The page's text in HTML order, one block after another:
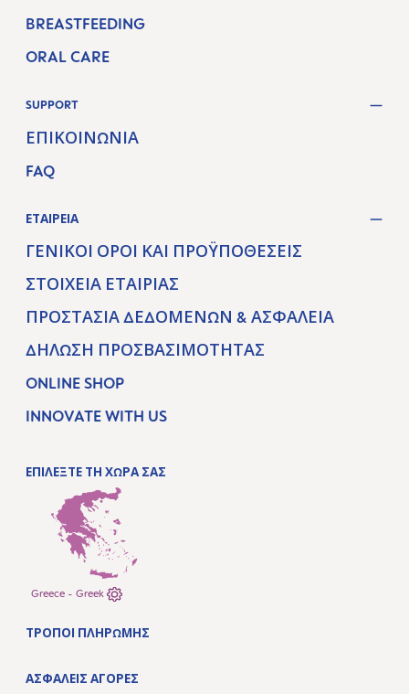
BREASTFEEDING
ORAL CARE
SUPPORT
ΕΠΙΚΟΙΝΩΝΊΑ
FAQ
ΕΤΑΙΡΕΊΑ
ΓΕΝΙΚΟΊ ΌΡΟΙ ΚΑΙ ΠΡΟΫΠΟΘΈΣΕΙΣ
ΣΤΟΙΧΕΊΑ ΕΤΑΙΡΊΑΣ
ΠΡΟΣΤΑΣΊΑ ΔΕΔΟΜΈΝΩΝ & ΑΣΦΆΛΕΙΑ
ΔΉΛΩΣΗ ΠΡΟΣΒΑΣΙΜΌΤΗΤΑΣ
ONLINE SHOP
INNOVATE WITH US
ΕΠΙΛΕΞΤΕ ΤΗ ΧΩΡΑ ΣΑΣ
Greece - Greek
ΑΣΦΑΛΕΊΣ ΑΓΟΡΈΣ
ΤΡΌΠΟΙ ΠΛΗΡΩΜΉΣ